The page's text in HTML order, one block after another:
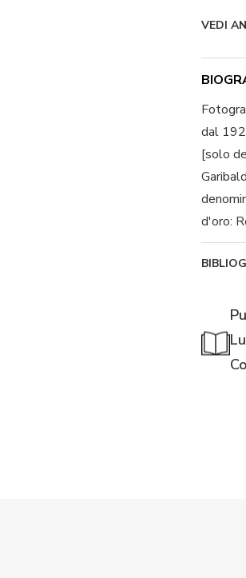
VEDI
dal
[solo
d'oro: